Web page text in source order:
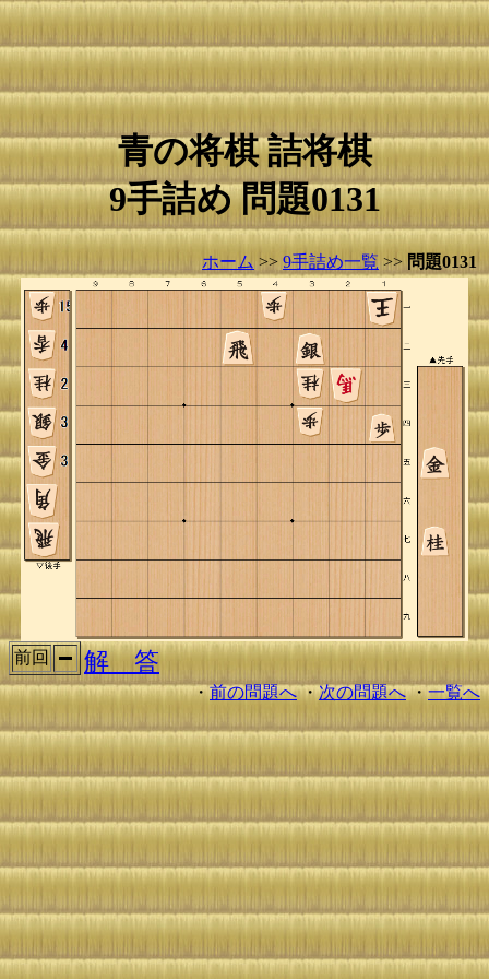
青の将棋 詰将棋
9手詰め 問題0131
ホーム >> 9手詰め一覧 >> 問題0131
前回 解 答
・前の問題へ・次の問題へ・一覧へ